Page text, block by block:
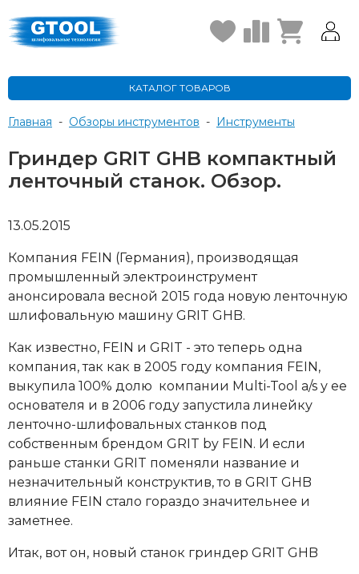
КАТАЛОГ ТОВАРОВ
Главная - Обзоры инструментов - Инструменты
Гриндер GRIT GHB компактный
ленточный станок. Обзор.
13.05.2015
Компания FEIN (Германия), производящая
промышленный электроинструмент
анонсировала весной 2015 года новую ленточную
шлифовальную машину GRIT GHB.
Как известно, FEIN и GRIT - это теперь одна
компания, так как в 2005 году компания FEIN,
выкупила 100% долю компании Multi-Tool a/s у ее
основателя и в 2006 году запустила линейку
ленточно-шлифовальных станков под
собственным брендом GRIT by FEIN. И если
раньше станки GRIT поменяли название и
незначительный конструктив, то в GRIT GHB
влияние FEIN стало гораздо значительнее и
заметнее.
Итак, вот он, новый станок гриндер GRIT GHB